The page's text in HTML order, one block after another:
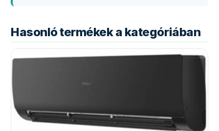
Hasonló termékek a kategóriában